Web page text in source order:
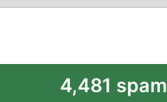
4,481 spam